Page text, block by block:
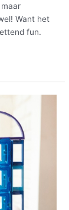
Want het
fun.